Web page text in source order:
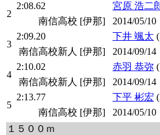
2
2:08.62 宮原 浩二
南信高校 [伊那]
2014/05/10
3
2:09.20 下井 颯太
南信高校新人 [伊那]
2014/09/14
4
2:10.02 赤羽 恭弥
南信高校新人 [伊那]
2014/09/14
5
2:13.77 下平 彬宏
南信高校 [伊那]
2014/05/10
１５００ｍ